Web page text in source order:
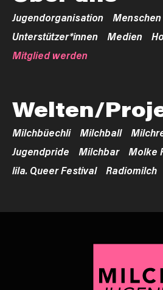
Jugendorganisation Menschen
Unterstützer*innen
Medien
Mitglied werden
Welten/
Milchbüechli Milchball
Jugendpride
Milchbar
Molke
lila. Queer Festival
Radiomilch